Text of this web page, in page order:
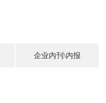
企业内刊\内报